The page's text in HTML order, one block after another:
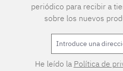
periódico para recibir a
sobre los nuevos
He leído la Política de